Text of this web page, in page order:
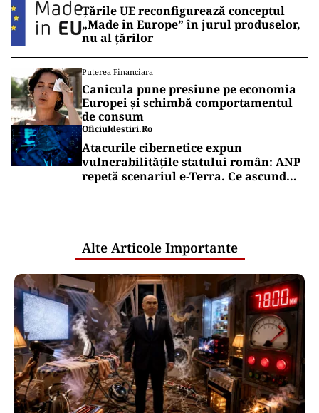
Țările UE reconfigurează conceptul
„Made in Europe” în jurul produselor,
nu al țărilor
Puterea Financiara
Canicula pune presiune pe economia
Europei și schimbă comportamentul
de consum
Oficiuldestiri.ro
Atacurile cibernetice expun
vulnerabilitățile statului român: ANP
repetă scenariul e‑Terra. Ce ascund
Alte Articole Importante